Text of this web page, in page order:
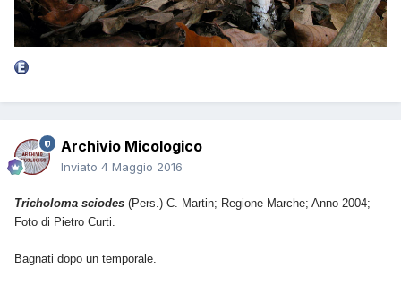
Archivio Micologico
Inviato 4 Maggio 2016
Tricholoma sciodes (Pers.) C. Martin; Regione Marche; Anno 2004;
Foto di Pietro Curti.
Bagnati dopo un temporale.